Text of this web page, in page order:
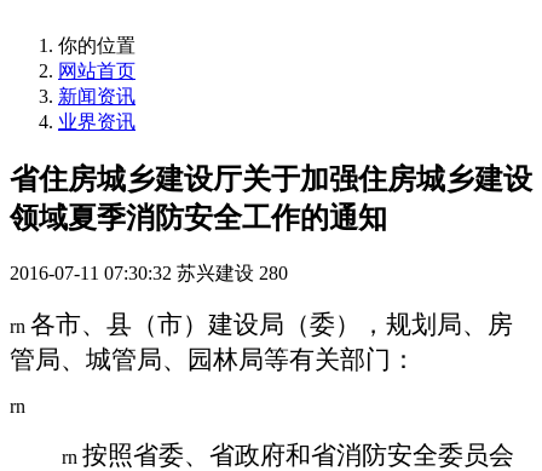
你的位置
网站首页
新闻资讯
业界资讯
省住房城乡建设厅关于加强住房城乡建设
领域夏季消防安全工作的通知
2016-07-11 07:30:32 苏兴建设 280
rn 各市、县（市）建设局（委），规划局、房
管局、城管局、园林局等有关部门：
rn
rn 按照省委、省政府和省消防安全委员会